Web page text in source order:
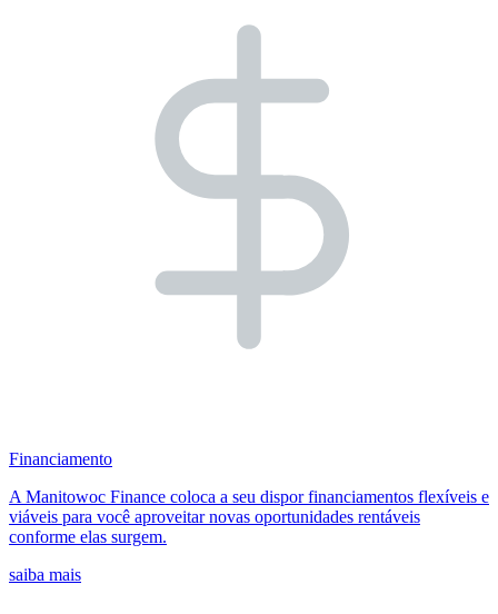
Financiamento
A Manitowoc Finance coloca a seu dispor financiamentos flexíveis e
viáveis para você aproveitar novas oportunidades rentáveis
conforme elas surgem.
saiba mais